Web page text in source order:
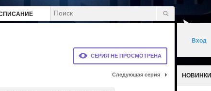
СЕРИЯ НЕ ПРОСМОТРЕНА
Следующая серия
Вход
НОВИНКИ